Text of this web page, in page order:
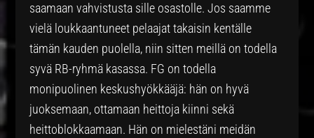
saamaan vahvistusta sille osastolle. Jos saamme
vielä loukkaantuneet pelaajat takaisin kentälle
tämän kauden puolella, niin sitten meillä on todella
syvä RB-ryhmä kasassa. FG on todella
monipuolinen keskushyökkääjä: hän on hyvä
juoksemaan, ottamaan heittoja kiinni sekä
heittoblokkaamaan. Hän on mielestäni meidän